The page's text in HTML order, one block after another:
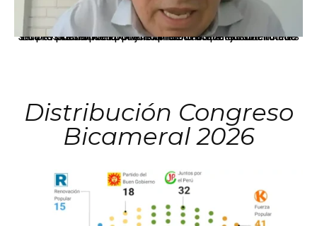
La presidenta Keiko Fujimori informó que la solicitud de indulto presentada por el expresidente Alejandro Toledo será evaluada por la Comisión de Gracias Presidenciales conforme al procedimiento establecido.
Distribución Congreso
Bicameral 2026